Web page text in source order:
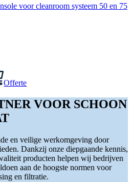
voor cleanroom systeem 50 en 75
Offerte
VOOR SCHOON
en veilige werkomgeving door
Dankzij onze diepgaande kennis,
producten helpen wij bedrijven
aan de hoogste normen voor
en filtratie.